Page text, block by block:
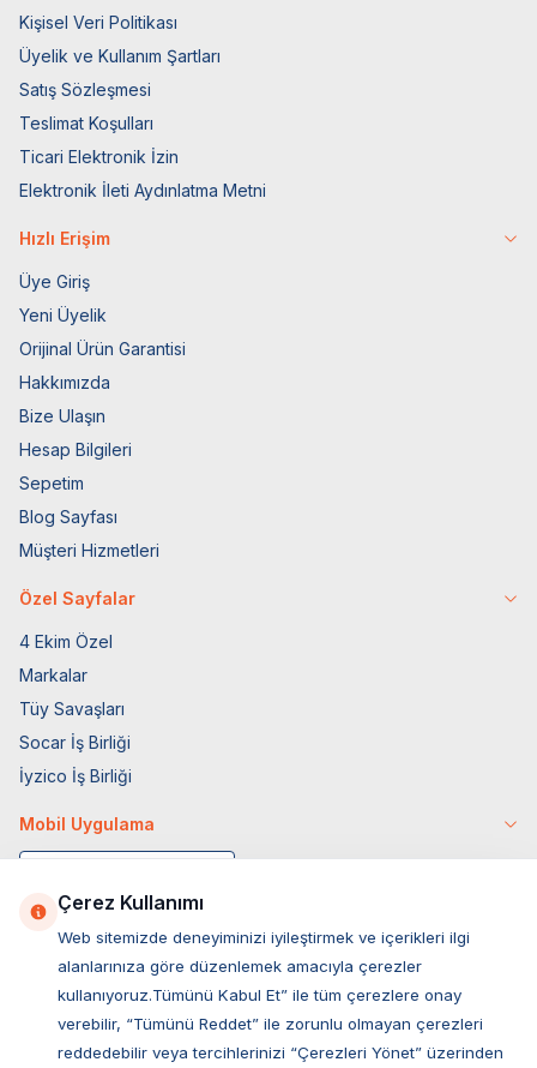
Kişisel Veri Politikası
Üyelik ve Kullanım Şartları
Satış Sözleşmesi
Teslimat Koşulları
Ticari Elektronik İzin
Elektronik İleti Aydınlatma Metni
Hızlı Erişim
Üye Giriş
Yeni Üyelik
Orijinal Ürün Garantisi
Hakkımızda
Bize Ulaşın
Hesap Bilgileri
Sepetim
Blog Sayfası
Müşteri Hizmetleri
Özel Sayfalar
4 Ekim Özel
Markalar
Tüy Savaşları
Socar İş Birliği
İyzico İş Birliği
Mobil Uygulama
Çerez Kullanımı
Web sitemizde deneyiminizi iyileştirmek ve içerikleri ilgi
alanlarınıza göre düzenlemek amacıyla çerezler
kullanıyoruz.Tümünü Kabul Et” ile tüm çerezlere onay
verebilir, “Tümünü Reddet” ile zorunlu olmayan çerezleri
reddedebilir veya tercihlerinizi “Çerezleri Yönet” üzerinden